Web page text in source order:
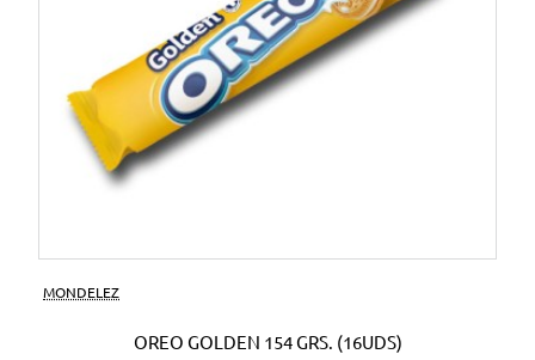
MONDELEZ
OREO GOLDEN 154 GRS. (16UDS)